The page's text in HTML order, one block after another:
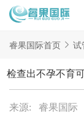
首页
试管项目
试管百科
睿果国际首页 试
检查出不孕不育
来源: 睿果国际